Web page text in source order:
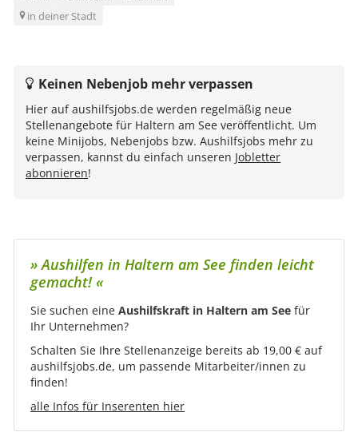
in deiner Stadt
Keinen Nebenjob mehr verpassen
Hier auf aushilfsjobs.de werden regelmäßig neue
Stellenangebote für Haltern am See veröffentlicht. Um
keine Minijobs, Nebenjobs bzw. Aushilfsjobs mehr zu
verpassen, kannst du einfach unseren Jobletter
abonnieren!
» Aushilfen in Haltern am See finden leicht
gemacht! «
Sie suchen eine Aushilfskraft in Haltern am See für
Ihr Unternehmen?
Schalten Sie Ihre Stellenanzeige bereits ab 19,00 € auf
aushilfsjobs.de, um passende Mitarbeiter/innen zu
finden!
alle Infos für Inserenten hier